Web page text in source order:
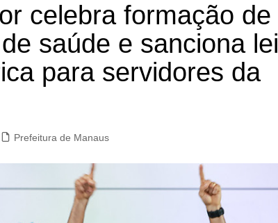
celebra formação de
saúde e sanciona lei
para servidores da
Prefeitura de Manaus